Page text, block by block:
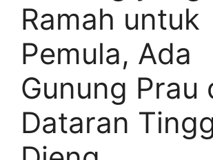
Ramah untuk
Pemula, Ada
Gunung Prau
Dataran